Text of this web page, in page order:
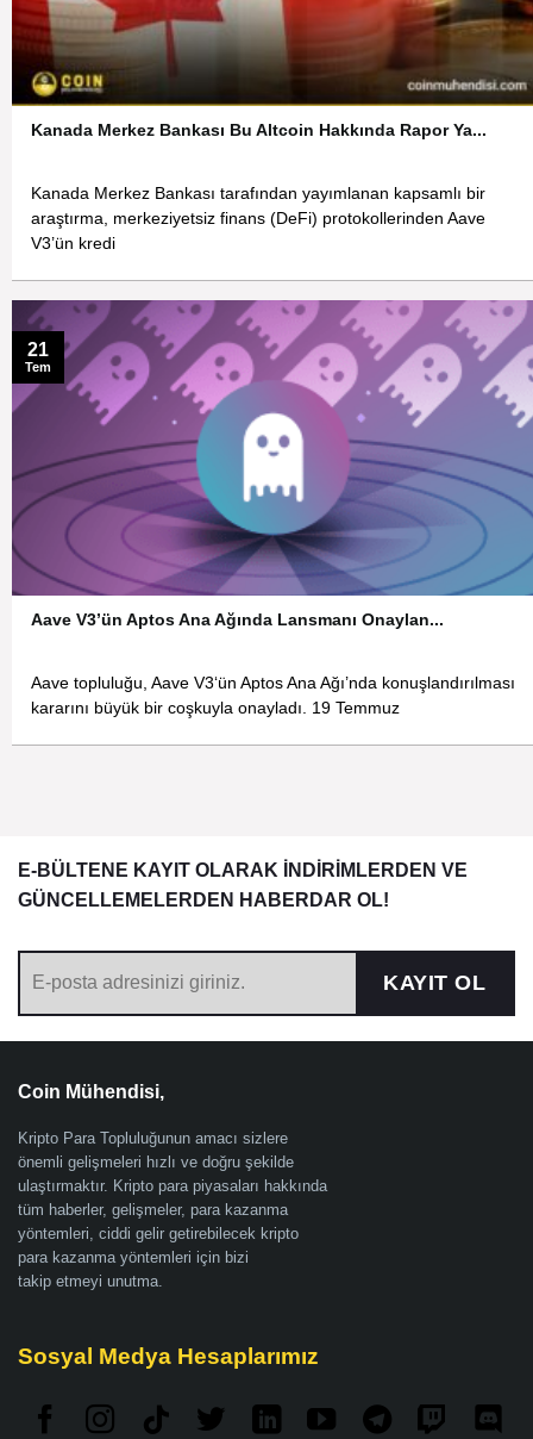
Kanada Merkez Bankası Bu Altcoin Hakkında Rapor Ya...
Kanada Merkez Bankası tarafından yayımlanan kapsamlı bir
araştırma, merkeziyetsiz finans (DeFi) protokollerinden Aave
V3’ün kredi
Aave V3’ün Aptos Ana Ağında Lansmanı Onaylan...
Aave topluluğu, Aave V3‘ün Aptos Ana Ağı’nda konuşlandırılması
kararını büyük bir coşkuyla onayladı. 19 Temmuz
21
Tem
E-BÜLTENE KAYIT OLARAK İNDİRİMLERDEN VE
GÜNCELLEMELERDEN HABERDAR OL!
KAYIT OL
Coin Mühendisi,
Kripto Para Topluluğunun amacı sizlere
önemli gelişmeleri hızlı ve doğru şekilde
ulaştırmaktır. Kripto para piyasaları hakkında
tüm haberler, gelişmeler, para kazanma
yöntemleri, ciddi gelir getirebilecek kripto
para kazanma yöntemleri için bizi
takip etmeyi unutma.
Sosyal Medya Hesaplarımız